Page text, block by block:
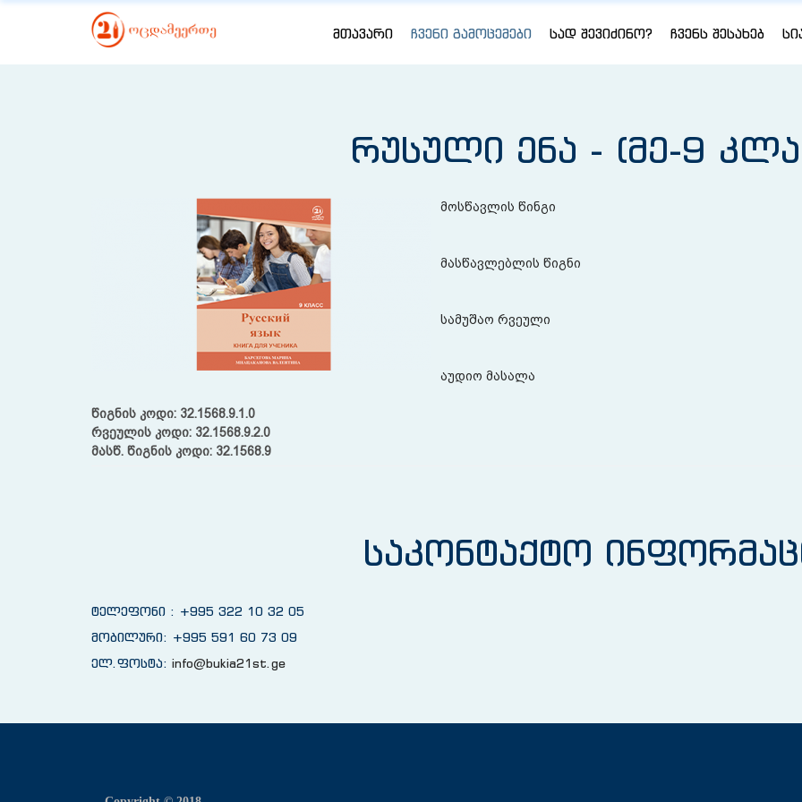
ᲛᲗᲐᲕᲐᲠᲘ ᲩᲕᲔᲜᲘ ᲒᲐᲛᲝᲪᲔᲛᲔᲑᲘ ᲡᲐᲓ ᲨᲔᲕᲘᲫᲘᲜᲝ? ᲩᲕᲔᲜᲡ ᲨᲔᲡᲐᲮᲔᲑ
რუსული ენა - (მე-9
მოსწავლის წინგი
მასწავლებლის წიგნი
სამუშაო რვეული
აუდიო მასალა
წიგნის კოდი: 32.1568.9.1.0
რვეულის კოდი: 32.1568.9.2.0
მასწ. წიგნის კოდი: 32.1568.9
საკონტაქტო
ტელეფონი : +995 322 10 32 05
მობილური: +995 591 60 73 09
ელ.ფოსტა: info@bukia21st.ge